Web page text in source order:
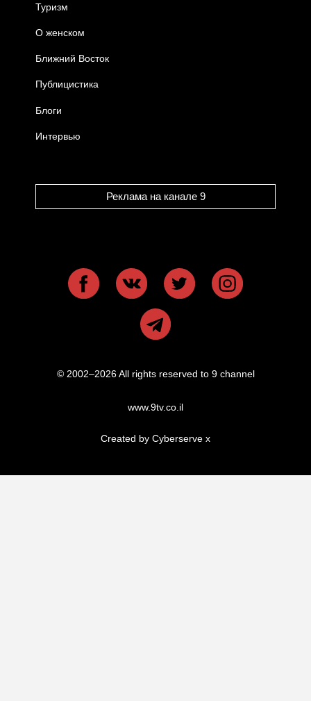
Туризм
О женском
Ближний Восток
Публицистика
Блоги
Интервью
Реклама на канале 9
© 2002–2026 All rights reserved to 9 channel
www.9tv.co.il
Created by Cyberserve x